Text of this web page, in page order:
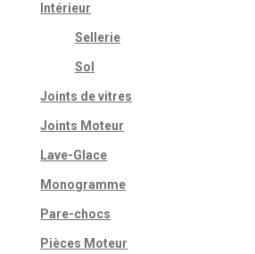
Intérieur
Sellerie
Sol
Joints de vitres
Joints Moteur
Lave-Glace
Monogramme
Pare-chocs
Pièces Moteur